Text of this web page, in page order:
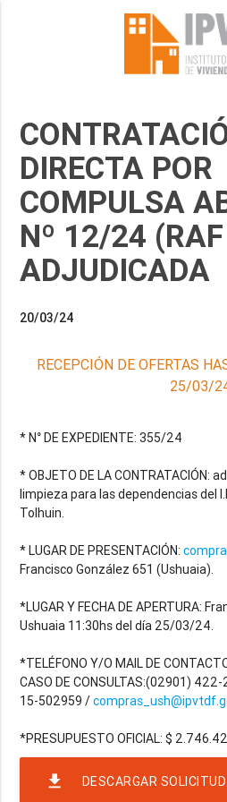
DIRECTA POR
COMPULSA
Nº 12/24
ADJUDICADA
20/03/24
RECEPCIÓN DE OFERTAS
25/03/
* N° DE EXPEDIENTE: 355/24
* OBJETO DE LA CONTRATACIÓN:
limpieza para las dependencias del
Tolhuin.
* LUGAR DE PRESENTACIÓN:
Francisco González 651 (Ushuaia).
*LUGAR Y FECHA DE APERTURA:
Ushuaia 11:30hs del día 25/03/24.
*TELÉFONO Y/O MAIL DE
CASO DE CONSULTAS:(02901)
15-502959 /
file_download DESCARGAR